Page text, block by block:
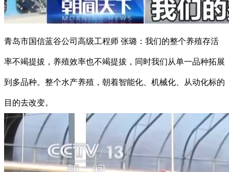
青岛市国信蓝谷公司高级工程师 张璐：我们的整个养殖存活
率不竭提拔，养殖效率也不竭提拔，同时我们从单一品种拓展
到多品种。整个水产养殖，朝着智能化、机械化、从动化标的
目的去改变。